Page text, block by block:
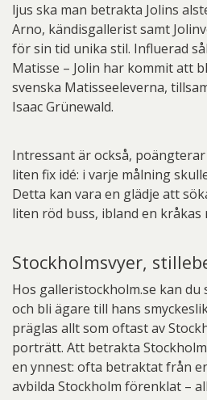
ljus ska man betrakta Jolins
Arno, kändisgallerist samt
för sin tid unika stil. Influerad
Matisse – Jolin har kommit att
svenska Matisseeleverna,
Isaac Grünewald.
Intressant är också,
liten fix idé: i varje målning
Detta kan vara en glädje att
liten röd buss, ibland en kråkas
Stockholmsvyer,
Hos galleristockholm.se kan du
och bli ägare till hans
präglas allt som oftast av
porträtt. Att betrakta
en ynnest: ofta betraktat från
avbilda Stockholm förenklat –